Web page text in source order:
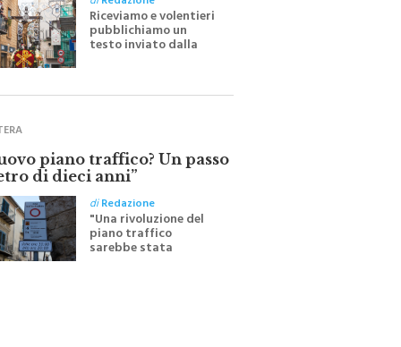
diRedazione
Riceviamo e volentieri
pubblichiamo un
testo inviato dalla
all'indomani della
piano traffico? Un passo
di dieci anni”
diRedazione
"Una rivoluzione del
piano traffico
sarebbe stata